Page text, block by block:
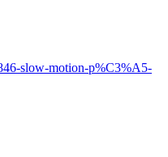
slow-motion-p%C3%A5-